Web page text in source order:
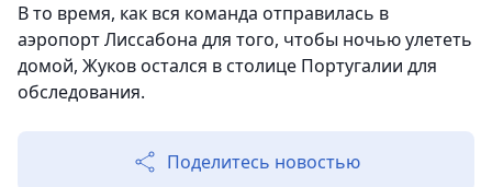
В то время, как вся команда отправилась в
аэропорт Лиссабона для того, чтобы ночью улететь
домой, Жуков остался в столице Португалии для
обследования.
Поделитесь новостью